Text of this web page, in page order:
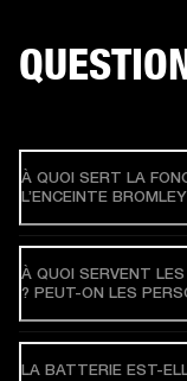
À QUOI SERT LA
L’ENCEINTE
À QUOI SERVENT
? PEUT-ON LES
LA BATTERIE EST-